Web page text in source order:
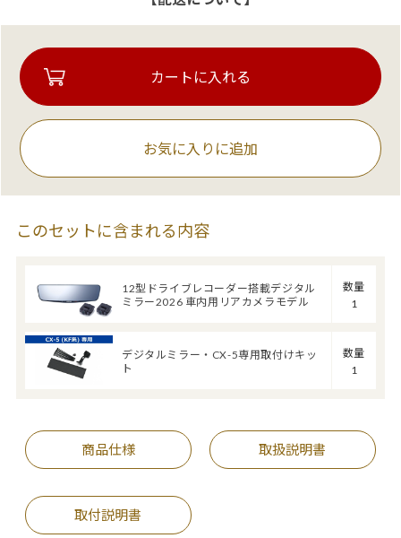
お気に入りに追加
このセットに含まれる内容
12型ドライブレコーダー搭載デジタル
ミラー2026 車内用リアカメラモデル
数量
1
デジタルミラー・CX-5専用取付けキッ
ト
数量
1
商品仕様 取扱説明書
取付説明書